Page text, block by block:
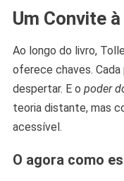
Um Convite
Ao longo do livro,
oferece chaves. Cada
despertar. E o poder
teoria distante, mas
acessível.
O agora como